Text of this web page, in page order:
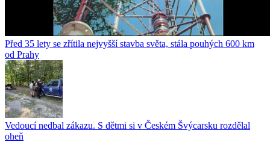
Před 35 lety se zřítila nejvyšší stavba světa, stála pouhých 600 km
od Prahy
Vedoucí nedbal zákazu. S dětmi si v Českém Švýcarsku rozdělal
oheň